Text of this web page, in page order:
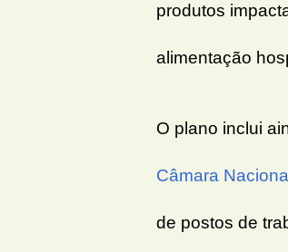
produtos
alimentação
O plano inclui
Câmara
de postos de